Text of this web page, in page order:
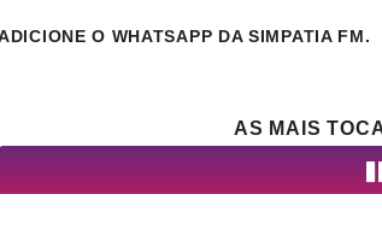
O WHATSAPP DA SIMPATIA FM.
AS MAIS